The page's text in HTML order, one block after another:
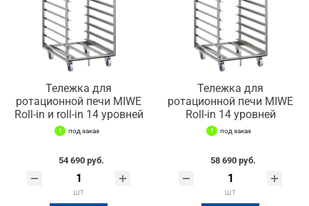
Тележка для
ротационной печи MIWE
Roll-in и roll-in 14 уровней
под заказ
54 690 руб.
шт
Тележка для
ротационной печи MIWE
Roll-in 14 уровней
под заказ
58 690 руб.
шт